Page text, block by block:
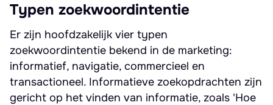
Typen zoekwoordintentie
Er zijn hoofdzakelijk vier typen
zoekwoordintentie bekend in de marketing:
informatief, navigatie, commercieel en
transactioneel. Informatieve zoekopdrachten zijn
gericht op het vinden van informatie, zoals 'Hoe